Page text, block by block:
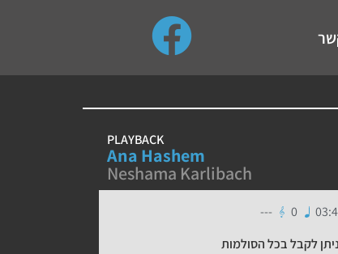
up and down arrows to review and enter to go to
PLAYBACK
Ana Hashem
Neshama Karlibach
0
---
לקבל בכל הסולמות